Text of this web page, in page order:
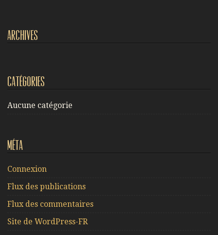
Archives
Catégories
Aucune catégorie
Méta
Connexion
Flux des publications
Flux des commentaires
Site de WordPress-FR